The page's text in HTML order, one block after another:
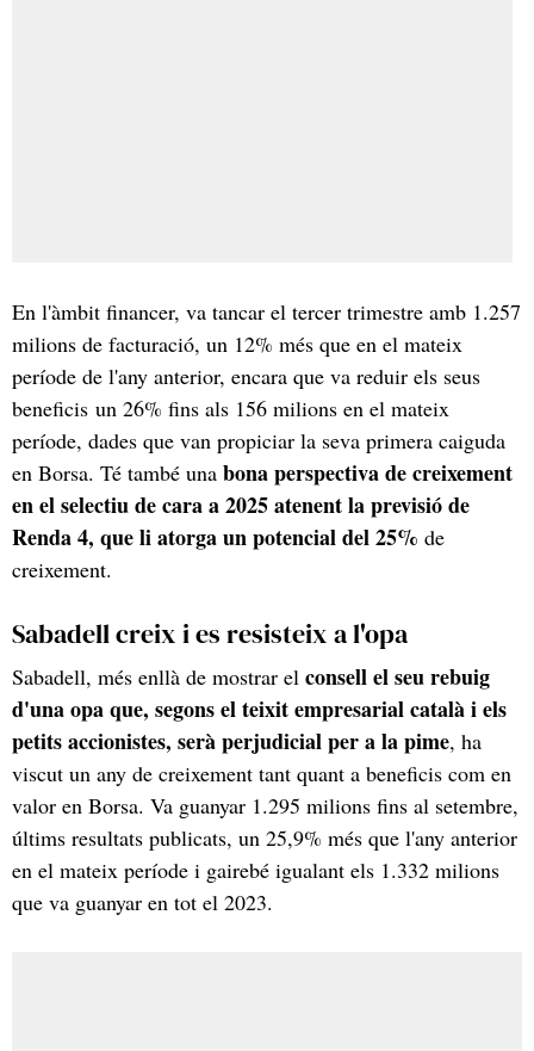
En l'àmbit financer, va tancar el tercer trimestre amb 1.257
milions de facturació, un 12% més que en el mateix
període de l'any anterior, encara que va reduir els seus
beneficis un 26% fins als 156 milions en el mateix
període, dades que van propiciar la seva primera caiguda
en Borsa. Té també una bona perspectiva de creixement
en el selectiu de cara a 2025 atenent la previsió de
Renda 4, que li atorga un potencial del 25% de
creixement.
Sabadell creix i es resisteix a l'opa
Sabadell, més enllà de mostrar el consell el seu rebuig
d'una opa que, segons el teixit empresarial català i els
petits accionistes, serà perjudicial per a la pime, ha
viscut un any de creixement tant quant a beneficis com en
valor en Borsa. Va guanyar 1.295 milions fins al setembre,
últims resultats publicats, un 25,9% més que l'any anterior
en el mateix període i gairebé igualant els 1.332 milions
que va guanyar en tot el 2023.